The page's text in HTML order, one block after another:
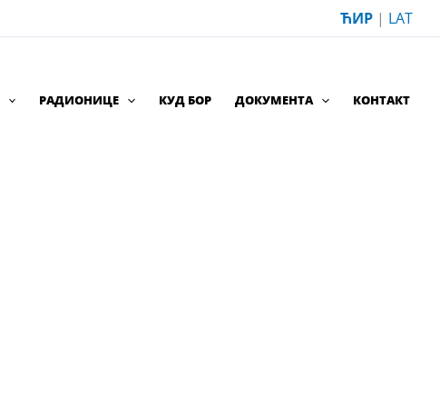
ЋИР | LAT
РАДИОНИЦЕ КУД БОР ДОКУМЕНТА КОНТАКТ